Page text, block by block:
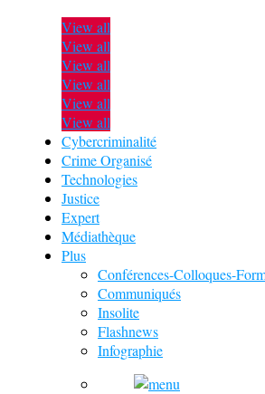
View all
View all
View all
View all
View all
View all
Cybercriminalité
Crime Organisé
Technologies
Justice
Expert
Médiathèque
Plus
Conférences-Colloques-
Communiqués
Insolite
Flashnews
Infographie